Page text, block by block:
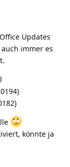
Updates
immer es
könnte ja